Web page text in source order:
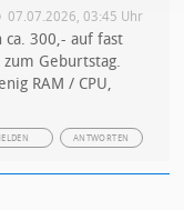
07.07.2026, 03:45 Uhr
ca. 300,- auf fast
Geburtstag.
RAM / CPU,
ANTWORTEN